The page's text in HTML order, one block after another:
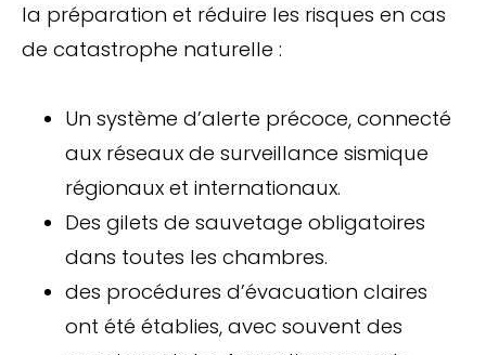
la préparation et réduire les risques en cas
de catastrophe naturelle :
Un système d’alerte précoce, connecté
aux réseaux de surveillance sismique
régionaux et internationaux.
Des gilets de sauvetage obligatoires
dans toutes les chambres.
des procédures d’évacuation claires
ont été établies, avec souvent des